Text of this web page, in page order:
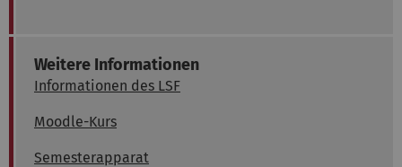
Weitere Informationen
Informationen des LSF
Moodle-Kurs
Semesterapparat